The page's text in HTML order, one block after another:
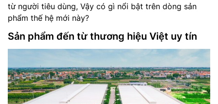
từ người tiêu dùng, Vậy có gì nổi bật trên dòng sản
phẩm thế hệ mới này?
Sản phẩm đến từ thương hiệu Việt uy tín